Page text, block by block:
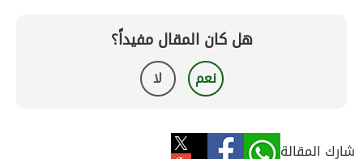
هل كان المقال مفيداً؟
نعم لا
شارك المقالة